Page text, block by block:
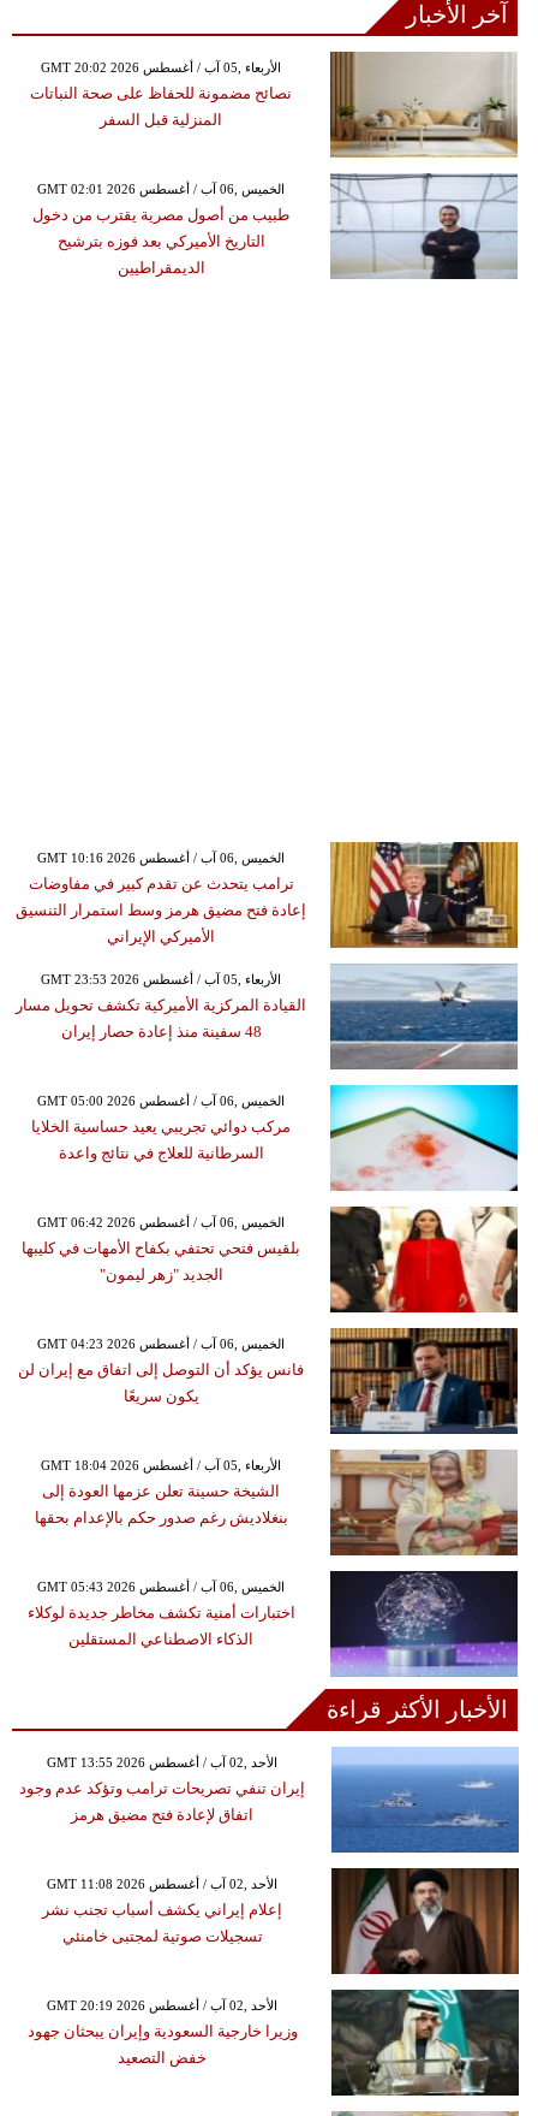
آخر الأخبار
GMT 20:02 2026 الأربعاء ,05 آب / أغسطس
نصائح مضمونة للحفاظ على صحة النباتات
المنزلية قبل السفر
GMT 02:01 2026 الخميس ,06 آب / أغسطس
طبيب من أصول مصرية يقترب من دخول
التاريخ الأميركي بعد فوزه بترشيح
الديمقراطيين
GMT 10:16 2026 الخميس ,06 آب / أغسطس
ترامب يتحدث عن تقدم كبير في مفاوضات
إعادة فتح مضيق هرمز وسط استمرار التنسيق
الأميركي الإيراني
GMT 23:53 2026 الأربعاء ,05 آب / أغسطس
القيادة المركزية الأميركية تكشف تحويل مسار
48 سفينة منذ إعادة حصار إيران
GMT 05:00 2026 الخميس ,06 آب / أغسطس
مركب دوائي تجريبي يعيد حساسية الخلايا
السرطانية للعلاج في نتائج واعدة
GMT 06:42 2026 الخميس ,06 آب / أغسطس
بلقيس فتحي تحتفي بكفاح الأمهات في كليبها
الجديد "زهر ليمون"
GMT 04:23 2026 الخميس ,06 آب / أغسطس
فانس يؤكد أن التوصل إلى اتفاق مع إيران لن
يكون سريعًا
GMT 18:04 2026 الأربعاء ,05 آب / أغسطس
الشيخة حسينة تعلن عزمها العودة إلى
بنغلاديش رغم صدور حكم بالإعدام بحقها
GMT 05:43 2026 الخميس ,06 آب / أغسطس
اختبارات أمنية تكشف مخاطر جديدة لوكلاء
الذكاء الاصطناعي المستقلين
الأخبار الأكثر قراءة
GMT 13:55 2026 الأحد ,02 آب / أغسطس
إيران تنفي تصريحات ترامب وتؤكد عدم وجود
اتفاق لإعادة فتح مضيق هرمز
GMT 11:08 2026 الأحد ,02 آب / أغسطس
إعلام إيراني يكشف أسباب تجنب نشر
تسجيلات صوتية لمجتبى خامنئي
GMT 20:19 2026 الأحد ,02 آب / أغسطس
وزيرا خارجية السعودية وإيران يبحثان جهود
خفض التصعيد